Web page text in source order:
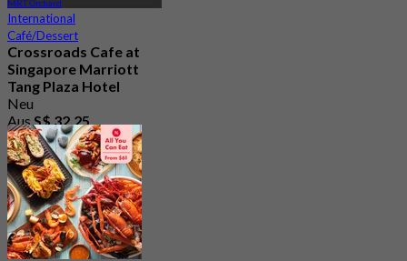
MRT Orchard
International
Café/Dessert
Crossroads Cafe at
Singapore Marriott
Tang Plaza Hotel
Neu
AusS$ 32.25